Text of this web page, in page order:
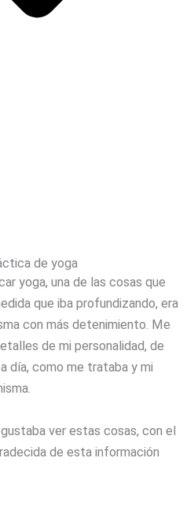
de yoga
yoga, una de las cosas que
que iba profundizando, era
con más detenimiento. Me
de mi personalidad, de
día, como me trataba y mi
ver estas cosas, con el
de esta información